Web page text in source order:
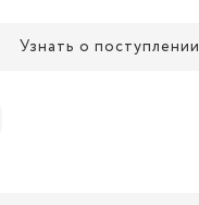
Узнать о поступлении